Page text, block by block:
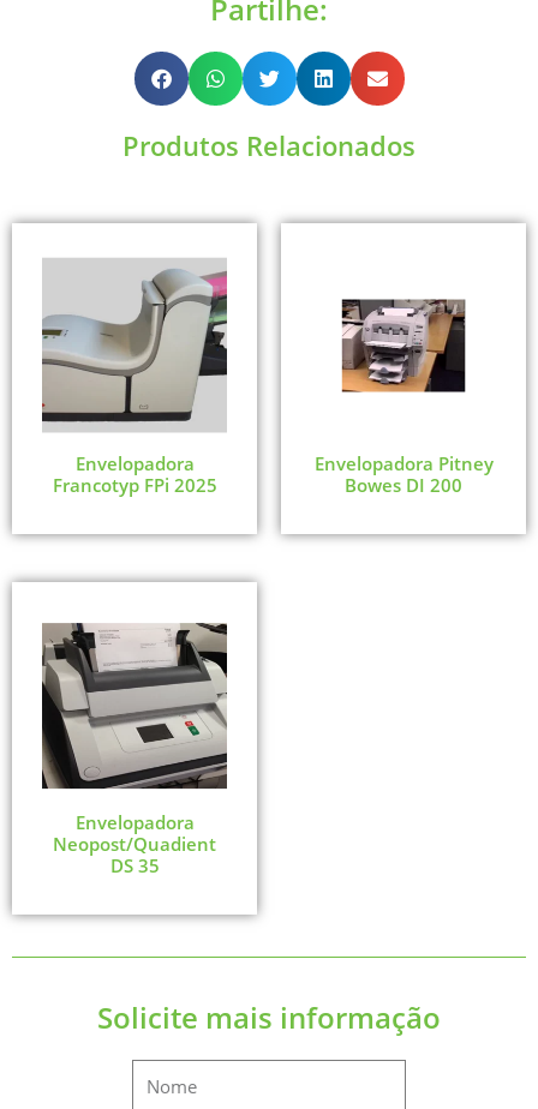
Partilhe:
Produtos Relacionados
Envelopadora
Francotyp FPi 2025
Envelopadora Pitney
Bowes DI 200
Envelopadora
Neopost/Quadient
DS 35
Solicite mais informação
Name